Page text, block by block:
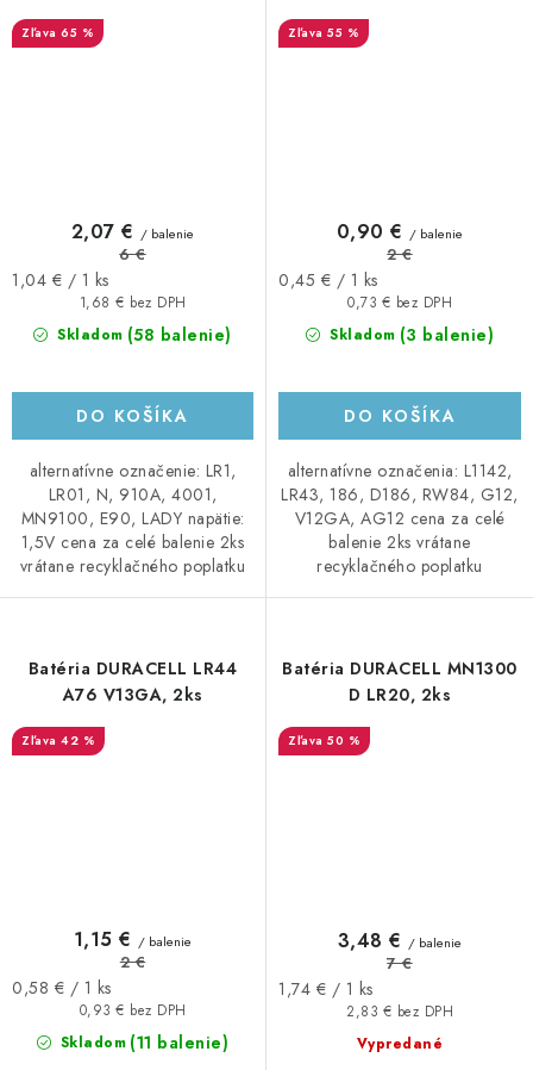
65 %
Skladom (58 balenie)
1,68 € bez DPH
2,07 € / balenie
6 €
Jednotková
1,04 € / 1 ks
DO KOŠÍKA
alternatívne označenie: LR1,
LR01, N, 910A, 4001,
MN9100, E90, LADY napätie:
1,5V cena za celé balenie 2ks
vrátane recyklačného poplatku
55 %
Skladom (3 balenie)
0,73 € bez DPH
0,90 € / balenie
2 €
Jednotková
0,45 € / 1 ks
DO KOŠÍKA
alternatívne označenia: L1142,
LR43, 186, D186, RW84, G12,
V12GA, AG12 cena za celé
balenie 2ks vrátane
recyklačného poplatku
Batéria DURACELL LR44
A76 V13GA, 2ks
42 %
Skladom (11 balenie)
0,93 € bez DPH
1,15 € / balenie
2 €
Jednotková
0,58 € / 1 ks
Batéria DURACELL MN1300
D LR20, 2ks
50 %
Vypredané
2,83 € bez DPH
3,48 € / balenie
7 €
Jednotková
1,74 € / 1 ks